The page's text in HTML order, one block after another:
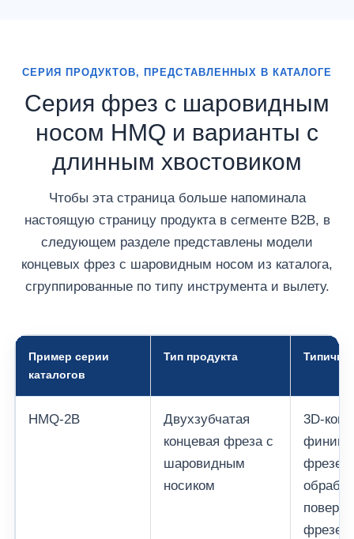
СЕРИЯ ПРОДУКТОВ, ПРЕДСТАВЛЕННЫХ В КАТАЛОГЕ
Серия фрез с шаровидным
носом HMQ и варианты с
длинным хвостовиком
Чтобы эта страница больше напоминала
настоящую страницу продукта в сегменте B2B, в
следующем разделе представлены модели
концевых фрез с шаровидным носом из каталога,
сгруппированные по типу инструмента и вылету.
Пример серии
каталогов
Тип продукта
HMQ-2B
Двухзубчатая
концевая фреза с
шаровидным
носиком
3D-